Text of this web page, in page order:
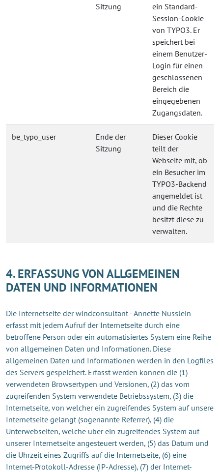
Sitzung
ein Standard-
Session-Cookie
von TYPO3. Er
speichert bei
einem Benutzer-
Login für einen
geschlossenen
Bereich die
eingegebenen
Zugangsdaten.
be_typo_user
Ende der
Sitzung
Dieser Cookie
teilt der
Webseite mit, ob
ein Besucher im
TYPO3-Backend
angemeldet ist
und die Rechte
besitzt diese zu
verwalten.
4. ERFASSUNG VON ALLGEMEINEN
DATEN UND INFORMATIONEN
Die Internetseite der windconsultant - Annette Nüsslein
erfasst mit jedem Aufruf der Internetseite durch eine
betroffene Person oder ein automatisiertes System eine Reihe
von allgemeinen Daten und Informationen. Diese
allgemeinen Daten und Informationen werden in den Logfiles
des Servers gespeichert. Erfasst werden können die (1)
verwendeten Browsertypen und Versionen, (2) das vom
zugreifenden System verwendete Betriebssystem, (3) die
Internetseite, von welcher ein zugreifendes System auf unsere
Internetseite gelangt (sogenannte Referrer), (4) die
Unterwebseiten, welche über ein zugreifendes System auf
unserer Internetseite angesteuert werden, (5) das Datum und
die Uhrzeit eines Zugriffs auf die Internetseite, (6) eine
Internet-Protokoll-Adresse (IP-Adresse), (7) der Internet-